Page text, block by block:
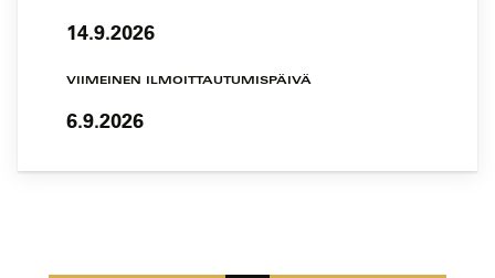
14.9.2026
VIIMEINEN ILMOITTAUTUMISPÄIVÄ
6.9.2026